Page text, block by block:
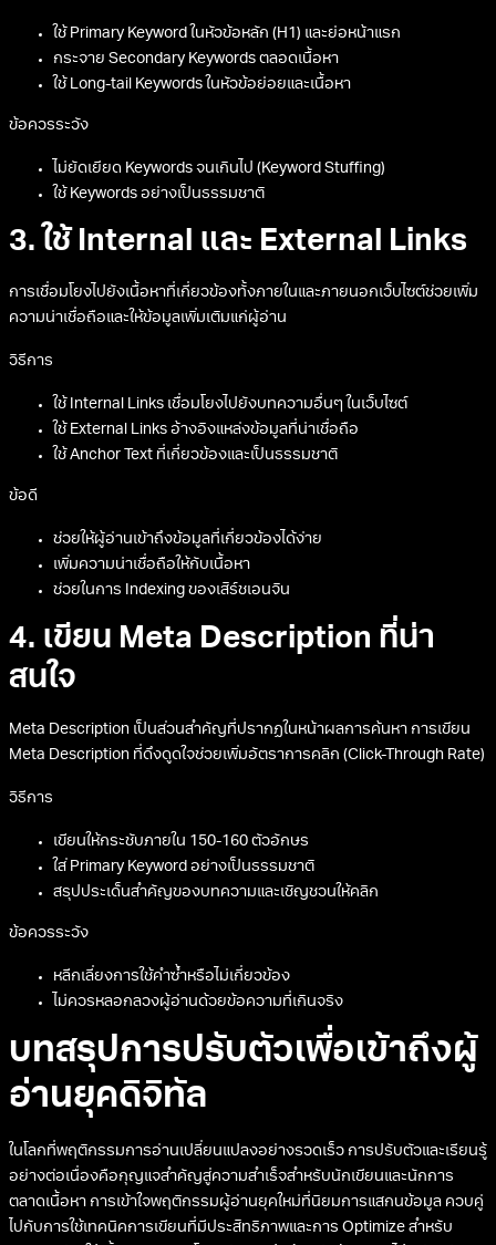
ใช้ Primary Keyword ในหัวข้อหลัก (H1) และย่อหน้าแรก
กระจาย Secondary Keywords ตลอดเนื้อหา
ใช้ Long-tail Keywords ในหัวข้อย่อยและเนื้อหา
ข้อควรระวัง
ไม่ยัดเยียด Keywords จนเกินไป (Keyword Stuffing)
ใช้ Keywords อย่างเป็นธรรมชาติ
3. ใช้ Internal และ External Links
การเชื่อมโยงไปยังเนื้อหาที่เกี่ยวข้องทั้งภายในและภายนอกเว็บไซต์ช่วยเพิ่ม
ความน่าเชื่อถือและให้ข้อมูลเพิ่มเติมแก่ผู้อ่าน
วิธีการ
ใช้ Internal Links เชื่อมโยงไปยังบทความอื่นๆ ในเว็บไซต์
ใช้ External Links อ้างอิงแหล่งข้อมูลที่น่าเชื่อถือ
ใช้ Anchor Text ที่เกี่ยวข้องและเป็นธรรมชาติ
ข้อดี
ช่วยให้ผู้อ่านเข้าถึงข้อมูลที่เกี่ยวข้องได้ง่าย
เพิ่มความน่าเชื่อถือให้กับเนื้อหา
ช่วยในการ Indexing ของเสิร์ชเอนจิน
4. เขียน Meta Description ที่น่า
สนใจ
Meta Description เป็นส่วนสำคัญที่ปรากฏในหน้าผลการค้นหา การเขียน
Meta Description ที่ดึงดูดใจช่วยเพิ่มอัตราการคลิก (Click-Through Rate)
วิธีการ
เขียนให้กระชับภายใน 150-160 ตัวอักษร
ใส่ Primary Keyword อย่างเป็นธรรมชาติ
สรุปประเด็นสำคัญของบทความและเชิญชวนให้คลิก
ข้อควรระวัง
หลีกเลี่ยงการใช้คำซ้ำหรือไม่เกี่ยวข้อง
ไม่ควรหลอกลวงผู้อ่านด้วยข้อความที่เกินจริง
บทสรุปการปรับตัวเพื่อเข้าถึงผู้
อ่านยุคดิจิทัล
ในโลกที่พฤติกรรมการอ่านเปลี่ยนแปลงอย่างรวดเร็ว การปรับตัวและเรียนรู้
อย่างต่อเนื่องคือกุญแจสำคัญสู่ความสำเร็จสำหรับนักเขียนและนักการ
ตลาดเนื้อหา การเข้าใจพฤติกรรมผู้อ่านยุคใหม่ที่นิยมการแสกนข้อมูล ควบคู่
ไปกับการใช้เทคนิคการเขียนที่มีประสิทธิภาพและการ Optimize สำหรับ